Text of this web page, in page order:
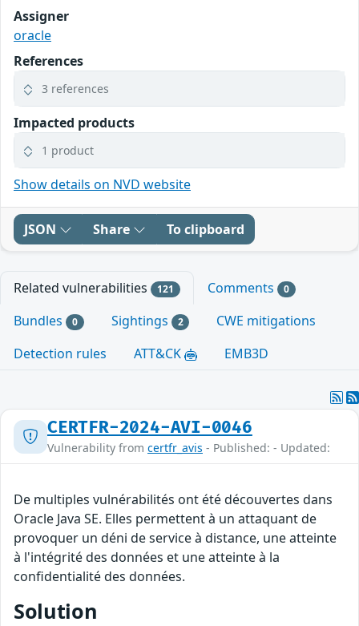
Assigner
oracle
References
3 references
Impacted products
1 product
Show details on NVD website
JSON Share To clipboard
Related vulnerabilities 121 Comments 0
Bundles 0 Sightings 2
CWE mitigations
Detection rules
ATT&CK EMB3D
CERTFR-2024-AVI-0046
Vulnerability from certfr_avis - Published: - Updated:
De multiples vulnérabilités ont été découvertes dans
Oracle Java SE. Elles permettent à un attaquant de
provoquer un déni de service à distance, une atteinte
à l'intégrité des données et une atteinte à la
confidentialité des données.
Solution